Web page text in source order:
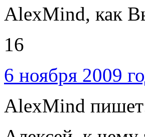
AlexMind, как
16
6 ноября 2009
AlexMind